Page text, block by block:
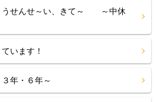
うせんせ～い、きて～ ～中休
います！
・６年～